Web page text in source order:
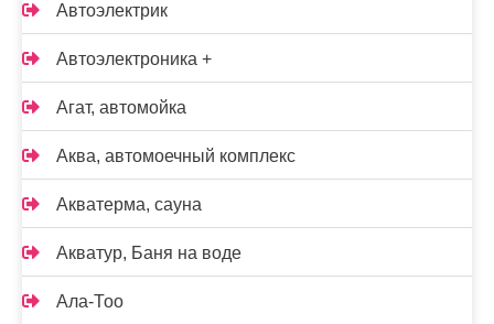
Автоэлектрик
Автоэлектроника +
Агат, автомойка
Аква, автомоечный комплекс
Акватерма, сауна
Акватур, Баня на воде
Ала-Тоо